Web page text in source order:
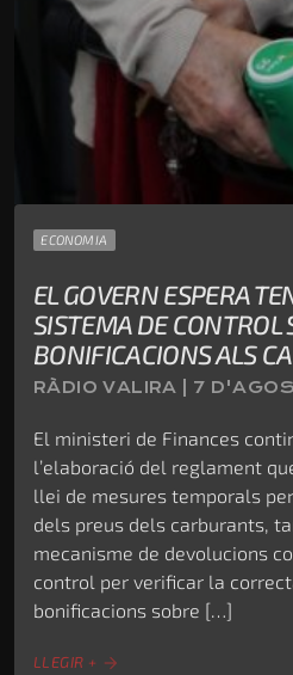
ECONOMIA
EL GOVERN ESPERA
SISTEMA DE CONTROL
BONIFICACIONS ALS
RÀDIO VALIRA | 7
El ministeri de Finances
l’elaboració del reglament
llei de mesures temporals
dels preus dels carburants,
mecanisme de devolucions
control per verificar la
bonificacions sobre […]
LLEGIR + arrow_forward